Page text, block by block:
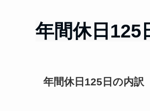
年間休日125
年間休日125日の内訳